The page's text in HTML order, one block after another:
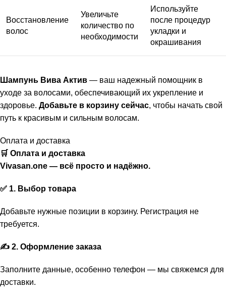
Восстановление
волос
Увеличьте
количество по
необходимости
Используйте
после процедур
укладки и
окрашивания
Шампунь Вива Актив — ваш надежный помощник в
уходе за волосами, обеспечивающий их укрепление и
здоровье. Добавьте в корзину сейчас, чтобы начать свой
путь к красивым и сильным волосам.
Оплата и доставка
🛒 Оплата и доставка
Vivasan.one — всё просто и надёжно.
✅ 1. Выбор товара
Добавьте нужные позиции в корзину. Регистрация не
требуется.
✍️ 2. Оформление заказа
Заполните данные, особенно телефон — мы свяжемся для
доставки.